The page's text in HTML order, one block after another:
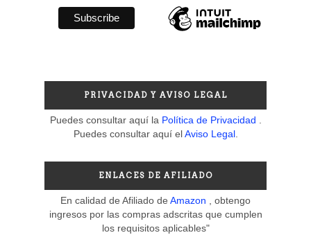
PRIVACIDAD Y AVISO LEGAL
Puedes consultar aquí la Política de Privacidad
Puedes consultar aquí elAviso Legal.
ENLACES DE AFILIADO
En calidad de Afiliado de Amazon
, obtengo
ingresos por las compras adscritas que cumplen
los requisitos aplicables"